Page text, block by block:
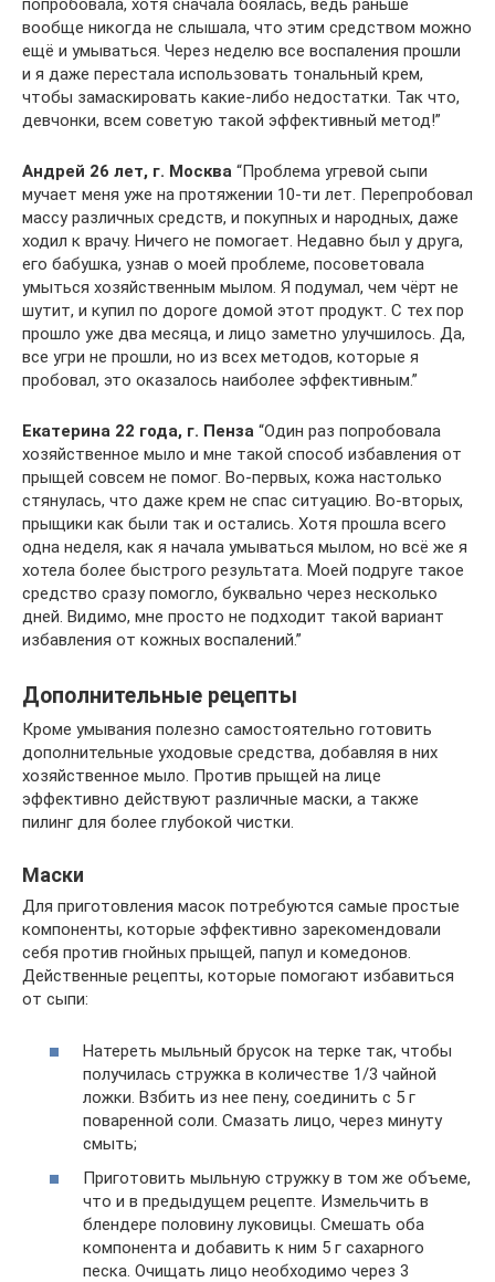
попробовала, хотя сначала боялась, ведь раньше
вообще никогда не слышала, что этим средством можно
ещё и умываться. Через неделю все воспаления прошли
и я даже перестала использовать тональный крем,
чтобы замаскировать какие-либо недостатки. Так что,
девчонки, всем советую такой эффективный метод!”
Андрей 26 лет, г. Москва “Проблема угревой сыпи
мучает меня уже на протяжении 10-ти лет. Перепробовал
массу различных средств, и покупных и народных, даже
ходил к врачу. Ничего не помогает. Недавно был у друга,
его бабушка, узнав о моей проблеме, посоветовала
умыться хозяйственным мылом. Я подумал, чем чёрт не
шутит, и купил по дороге домой этот продукт. С тех пор
прошло уже два месяца, и лицо заметно улучшилось. Да,
все угри не прошли, но из всех методов, которые я
пробовал, это оказалось наиболее эффективным.”
Екатерина 22 года, г. Пенза “Один раз попробовала
хозяйственное мыло и мне такой способ избавления от
прыщей совсем не помог. Во-первых, кожа настолько
стянулась, что даже крем не спас ситуацию. Во-вторых,
прыщики как были так и остались. Хотя прошла всего
одна неделя, как я начала умываться мылом, но всё же я
хотела более быстрого результата. Моей подруге такое
средство сразу помогло, буквально через несколько
дней. Видимо, мне просто не подходит такой вариант
избавления от кожных воспалений.”
Дополнительные рецепты
Кроме умывания полезно самостоятельно готовить
дополнительные уходовые средства, добавляя в них
хозяйственное мыло. Против прыщей на лице
эффективно действуют различные маски, а также
пилинг для более глубокой чистки.
Маски
Для приготовления масок потребуются самые простые
компоненты, которые эффективно зарекомендовали
себя против гнойных прыщей, папул и комедонов.
Действенные рецепты, которые помогают избавиться
от сыпи:
Натереть мыльный брусок на терке так, чтобы
получилась стружка в количестве 1/3 чайной
ложки. Взбить из нее пену, соединить с 5 г
поваренной соли. Смазать лицо, через минуту
смыть;
Приготовить мыльную стружку в том же объеме,
что и в предыдущем рецепте. Измельчить в
блендере половину луковицы. Смешать оба
компонента и добавить к ним 5 г сахарного
песка. Очищать лицо необходимо через 3